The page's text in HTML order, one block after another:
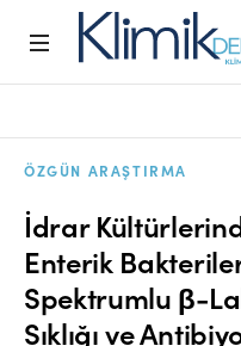
Arşiv
Amaç ve Kapsam
Açık Erişim İlkesi
Yayın Kurulu
ÖZGÜN ARAŞTIRMA
İdrar
Enterik
Spektrumlu β-
Sıklığı ve